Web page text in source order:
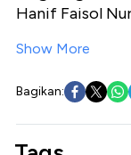
Hanif Faisol
Show More
Bagikan: